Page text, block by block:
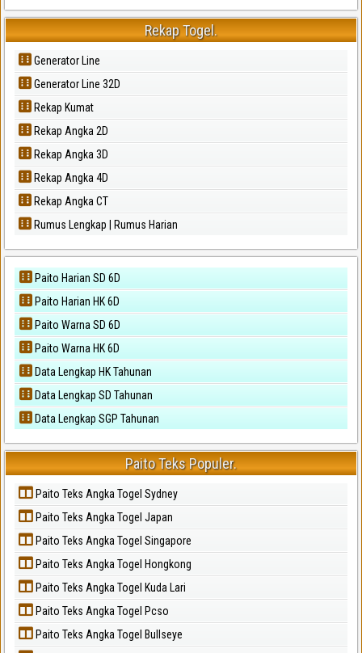
Rekap Togel.
Generator Line
Generator Line 32D
Rekap Kumat
Rekap Angka 2D
Rekap Angka 3D
Rekap Angka 4D
Rekap Angka CT
Rumus Lengkap | Rumus Harian
Paito Harian SD 6D
Paito Harian HK 6D
Paito Warna SD 6D
Paito Warna HK 6D
Data Lengkap HK Tahunan
Data Lengkap SD Tahunan
Data Lengkap SGP Tahunan
Paito Teks Populer.
Paito Teks Angka Togel Sydney
Paito Teks Angka Togel Japan
Paito Teks Angka Togel Singapore
Paito Teks Angka Togel Hongkong
Paito Teks Angka Togel Kuda Lari
Paito Teks Angka Togel Pcso
Paito Teks Angka Togel Bullseye